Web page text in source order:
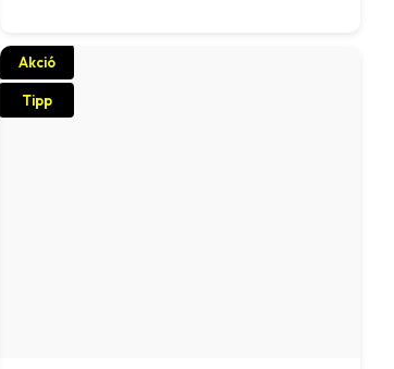
Akció
Tipp